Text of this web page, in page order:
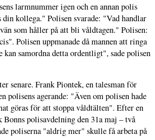
larmnummer igen och en annan polis
kollega." Polisen svarade: "Vad handlar
som håller på att bli våldtagen." Polisen:
Polisen uppmanade då mannen att ringa
samordna detta ordentligt", sade polisen
senare. Frank Piontek, en talesman för
polisens agerande: "Även om polisen hade
göras för att stoppa våldtälten". Efter en
Bonns polisavdelning den 31a maj – två
poliserna "aldrig mer" skulle få arbeta på